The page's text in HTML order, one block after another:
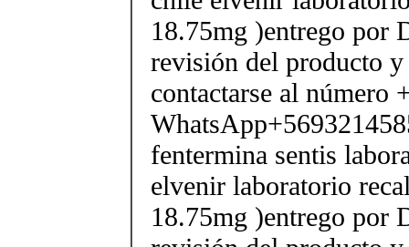
18.75mg )entrego por
revisión del producto
contactarse al número
fentermina sentis
elvenir laboratorio
18.75mg )entrego por